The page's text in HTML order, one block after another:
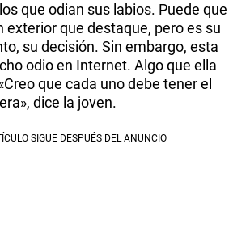
que odian sus labios. Puede que
exterior que destaque, pero es su
su decisión. Sin embargo, esta
odio en Internet. Algo que ella
que cada uno debe tener el
dice la joven.